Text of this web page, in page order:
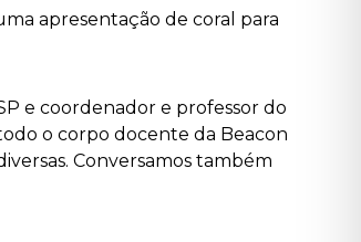
apresentação de coral para
e coordenador e professor do
o corpo docente da Beacon
Conversamos também